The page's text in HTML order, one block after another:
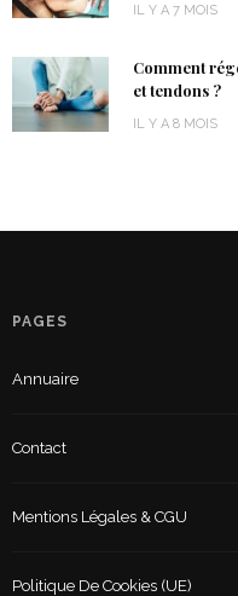
IL Y A 7 MOIS
Comment
et tendons ?
IL Y A 8 MOIS
PAGES
Annuaire
Contact
Mentions Légales & CGU
Politique De Cookies (UE)